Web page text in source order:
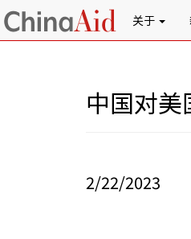
关于
中国对
2/22/2023